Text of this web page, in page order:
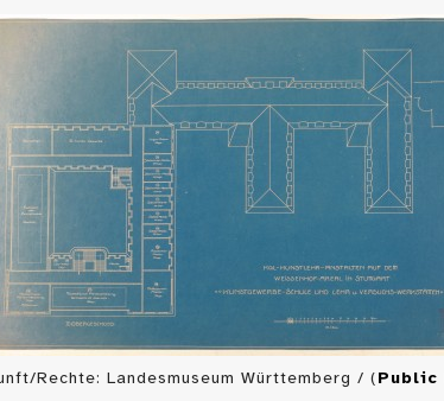
Rechte: Landesmuseum Württemberg / ( Public